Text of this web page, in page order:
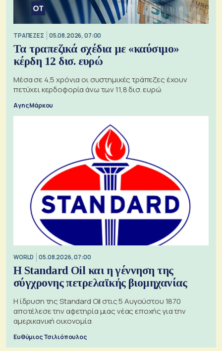
ΤΡΑΠΕΖΕΣ 05.08.2026, 07:00
Τα τραπεζικά σχέδια με «καύσιμο»
κέρδη 12 δισ. ευρώ
Μέσα σε 4,5 χρόνια οι συστημικές τράπεζες έχουν
πετύχει κερδοφορία άνω των 11,8 δισ. ευρώ
Αγης Μάρκου
WORLD 05.08.2026, 07:00
Η Standard Oil και η γέννηση της
σύγχρονης πετρελαϊκής βιομηχανίας
Η ίδρυση της Standard Oil στις 5 Αυγούστου 1870
αποτέλεσε την αφετηρία μιας νέας εποχής για την
αμερικανική οικονομία
Ευθύμιος Τσιλιόπουλος